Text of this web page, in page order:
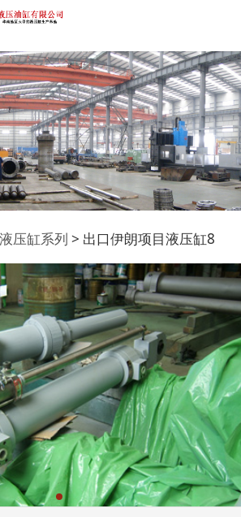
项目液压缸8
压缸系列 > 出口伊朗项目液压缸8